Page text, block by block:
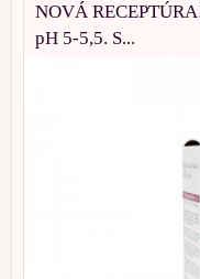
NOVÁ
pH 5-5,5. S...